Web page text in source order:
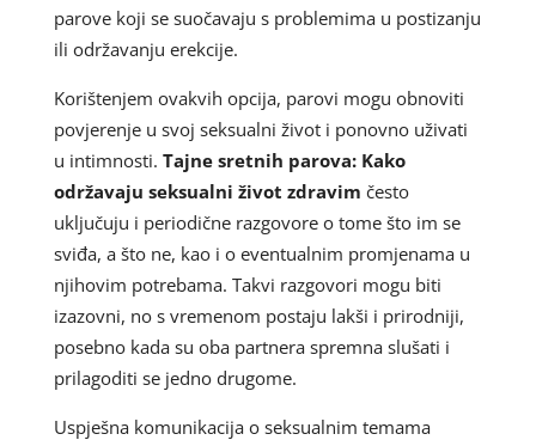
parove koji se suočavaju s problemima u postizanju
ili održavanju erekcije.
Korištenjem ovakvih opcija, parovi mogu obnoviti
povjerenje u svoj seksualni život i ponovno uživati
u intimnosti. Tajne sretnih parova: Kako
održavaju seksualni život zdravim često
uključuju i periodične razgovore o tome što im se
sviđa, a što ne, kao i o eventualnim promjenama u
njihovim potrebama. Takvi razgovori mogu biti
izazovni, no s vremenom postaju lakši i prirodniji,
posebno kada su oba partnera spremna slušati i
prilagoditi se jedno drugome.
Uspješna komunikacija o seksualnim temama